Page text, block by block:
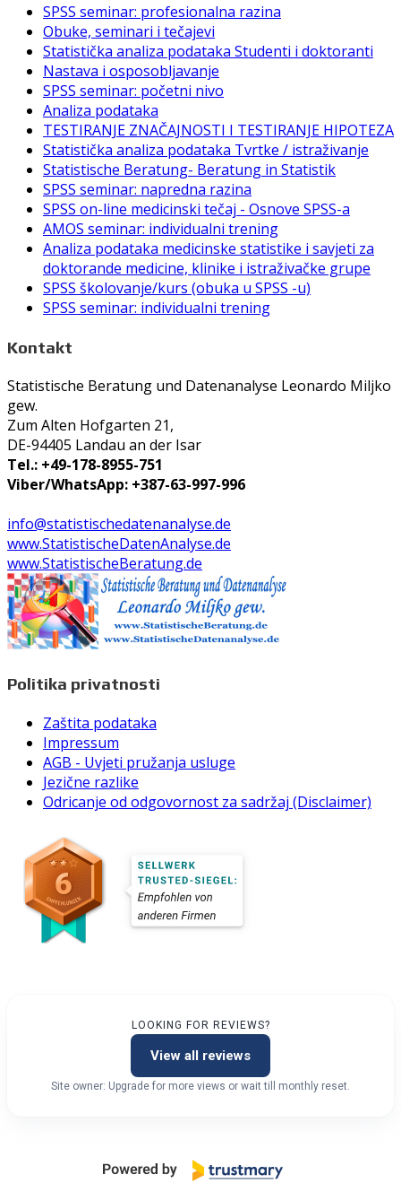
SPSS seminar: profesionalna razina
Obuke, seminari i tečajevi
Statistička analiza podataka Studenti i doktoranti
Nastava i osposobljavanje
SPSS seminar: početni nivo
Analiza podataka
TESTIRANJE ZNAČAJNOSTI I TESTIRANJE HIPOTEZA
Statistička analiza podataka Tvrtke / istraživanje
Statistische Beratung- Beratung in Statistik
SPSS seminar: napredna razina
SPSS on-line medicinski tečaj - Osnove SPSS-a
AMOS seminar: individualni trening
Analiza podataka medicinske statistike i savjeti za
doktorande medicine, klinike i istraživačke grupe
SPSS školovanje/kurs (obuka u SPSS -u)
SPSS seminar: individualni trening
Kontakt
Statistische Beratung und Datenanalyse Leonardo Miljko
gew.
Zum Alten Hofgarten 21,
DE-94405 Landau an der Isar
Tel.: +49-178-8955-751
Viber/WhatsApp: +387-63-997-996
info@statistischedatenanalyse.de
www.StatistischeDatenAnalyse.de
www.StatistischeBeratung.de
Politika privatnosti
Zaštita podataka
Impressum
AGB - Uvjeti pružanja usluge
Jezične razlike
Odricanje od odgovornost za sadržaj (Disclaimer)
LOOKING FOR REVIEWS?
View all reviews
Site owner: Upgrade for more views or wait till monthly reset.